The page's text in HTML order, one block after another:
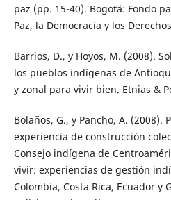
paz (pp. 15-40). Bogotá: Fondo
Paz, la Democracia y los
Barrios, D., y Hoyos, M. (2008).
los pueblos indígenas de
y zonal para vivir bien. Etnias &
Bolaños, G., y Pancho, A. (2008).
experiencia de construcción
Consejo indígena de
vivir: experiencias de gestión
Colombia, Costa Rica, Ecuador y